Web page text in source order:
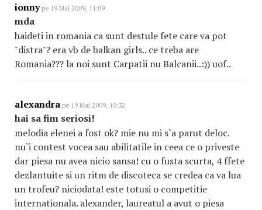
ionnype 19 Mai 2009, 11:09
mda
haideti in romania ca sunt destule fete care va pot
"distra"? era vb de balkan girls.. ce treba are
Romania??? la noi sunt Carpatii nu Balcanii..:)) uof..
alexandra pe 19 Mai 2009, 10:32
hai sa fim seriosi!
melodia elenei a fost ok? mie nu mi s`a parut deloc.
nu`i contest vocea sau abilitatile in ceea ce o priveste
dar piesa nu avea nicio sansa! cu o fusta scurta, 4 ffete
dezlantuite si un ritm de discoteca se credea ca va lua
un trofeu? niciodata! este totusi o competitie
internationala. alexander, laureatul a avut o piesa